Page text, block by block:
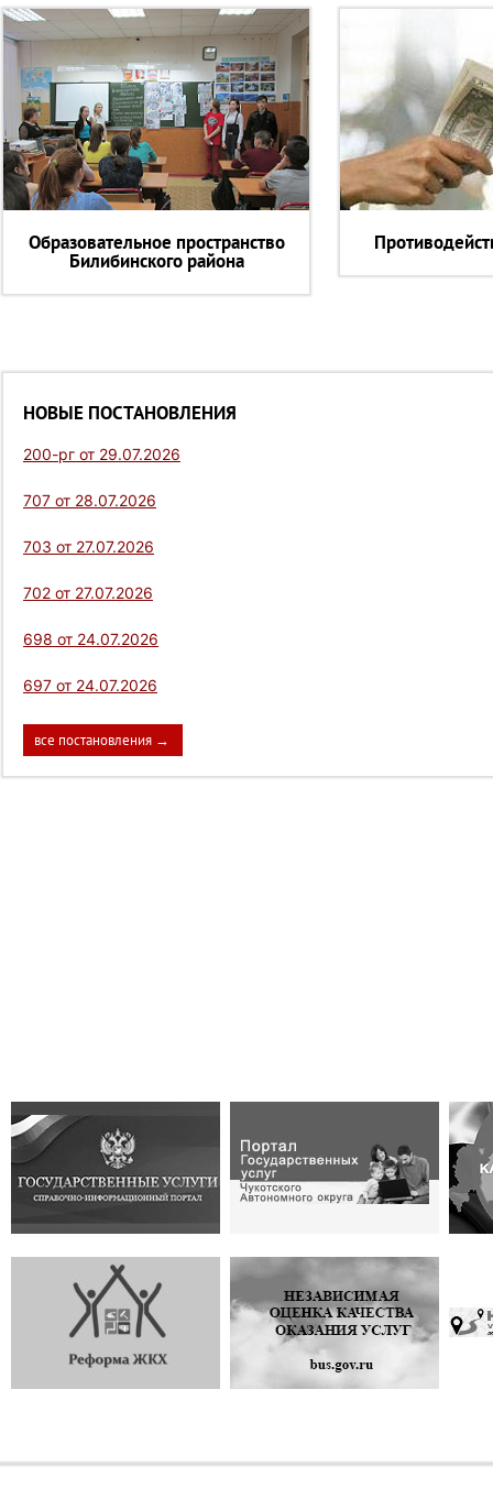
Образовательное пространство
Билибинского района
НОВЫЕ ПОСТАНОВЛЕНИЯ
200-рг от 29.07.2026
707 от 28.07.2026
703 от 27.07.2026
702 от 27.07.2026
698 от 24.07.2026
697 от 24.07.2026
все постановления →